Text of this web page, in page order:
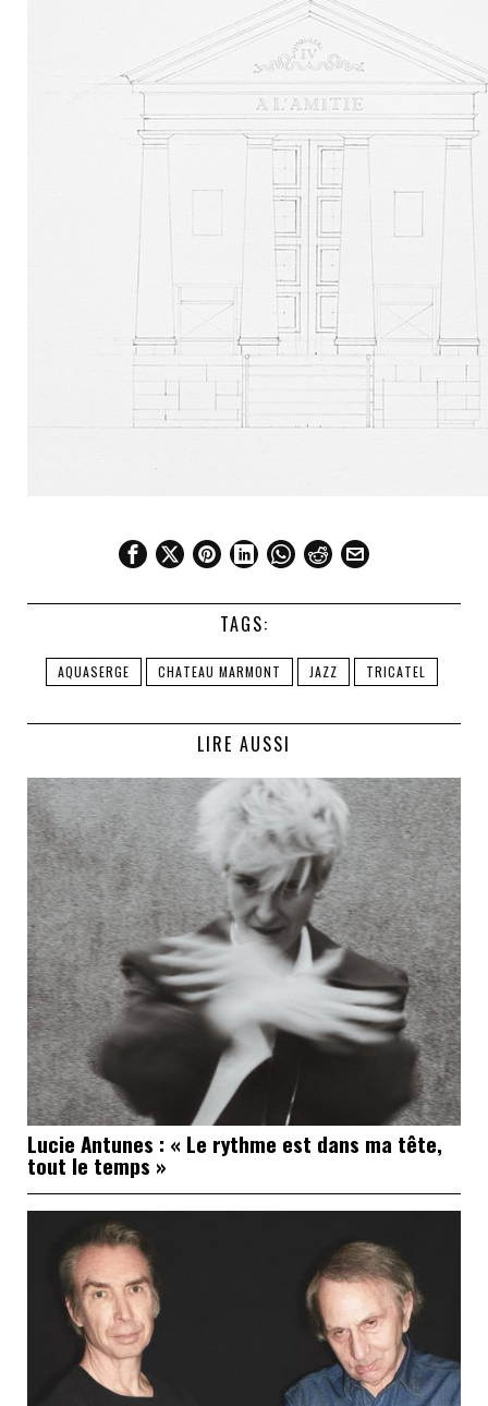
TAGS:
AQUASERGE CHATEAU MARMONT JAZZ TRICATEL
LIRE AUSSI
Lucie Antunes : « Le rythme est dans ma tête,
tout le temps »